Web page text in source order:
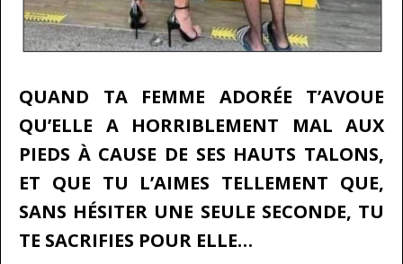
QUAND TA FEMME ADORÉE T’AVOUE
QU’ELLE A HORRIBLEMENT MAL AUX
PIEDS À CAUSE DE SES HAUTS TALONS,
ET QUE TU L’AIMES TELLEMENT QUE,
SANS HÉSITER UNE SEULE SECONDE, TU
TE SACRIFIES POUR ELLE…